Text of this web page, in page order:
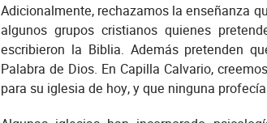
Adicionalmente, rechazamos la enseñanza
algunos grupos cristianos quienes
escribieron la Biblia. Además pretenden
Palabra de Dios. En Capilla Calvario,
para su iglesia de hoy, y que ninguna